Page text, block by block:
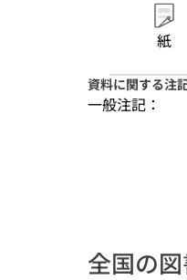
紙
資料に関する注
一般注記：
全国の